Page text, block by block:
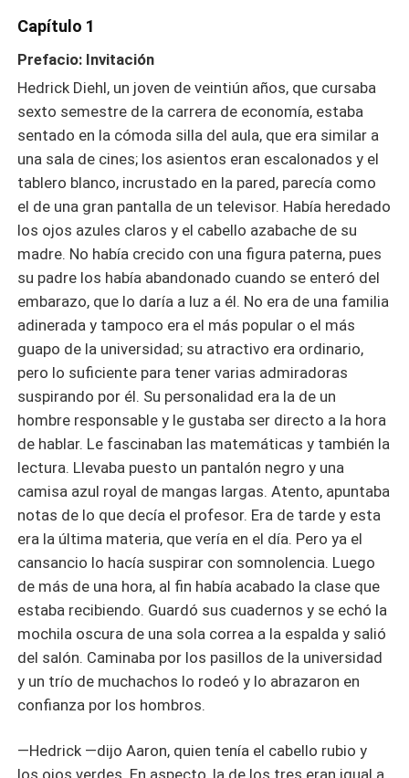
Capítulo 1
Prefacio: Invitación
Hedrick Diehl, un joven de veintiún años, que cursaba
sexto semestre de la carrera de economía, estaba
sentado en la cómoda silla del aula, que era similar a
una sala de cines; los asientos eran escalonados y el
tablero blanco, incrustado en la pared, parecía como
el de una gran pantalla de un televisor. Había heredado
los ojos azules claros y el cabello azabache de su
madre. No había crecido con una figura paterna, pues
su padre los había abandonado cuando se enteró del
embarazo, que lo daría a luz a él. No era de una familia
adinerada y tampoco era el más popular o el más
guapo de la universidad; su atractivo era ordinario,
pero lo suficiente para tener varias admiradoras
suspirando por él. Su personalidad era la de un
hombre responsable y le gustaba ser directo a la hora
de hablar. Le fascinaban las matemáticas y también la
lectura. Llevaba puesto un pantalón negro y una
camisa azul royal de mangas largas. Atento, apuntaba
notas de lo que decía el profesor. Era de tarde y esta
era la última materia, que vería en el día. Pero ya el
cansancio lo hacía suspirar con somnolencia. Luego
de más de una hora, al fin había acabado la clase que
estaba recibiendo. Guardó sus cuadernos y se echó la
mochila oscura de una sola correa a la espalda y salió
del salón. Caminaba por los pasillos de la universidad
y un trío de muchachos lo rodeó y lo abrazaron en
confianza por los hombros.
—Hedrick —dijo Aaron, quien tenía el cabello rubio y